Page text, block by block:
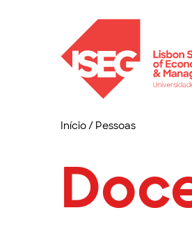
Início/ Pessoas